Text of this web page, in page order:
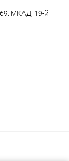
МКАД, 19-й